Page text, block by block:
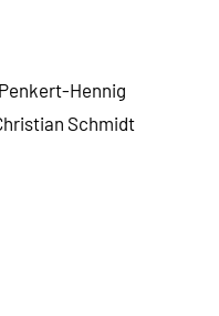
Hennig
Schmidt